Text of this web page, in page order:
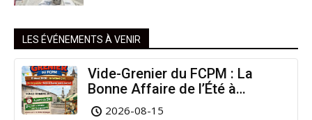
LES ÉVÉNEMENTS À VENIR
Vide-Grenier du FCPM : La
Bonne Affaire de l’Été à
Arinthod !
2026-08-15